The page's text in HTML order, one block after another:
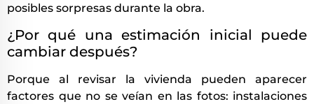
posibles sorpresas durante la obra.
¿Por qué una estimación inicial puede
cambiar después?
Porque al revisar la vivienda pueden aparecer
factores que no se veían en las fotos: instalaciones